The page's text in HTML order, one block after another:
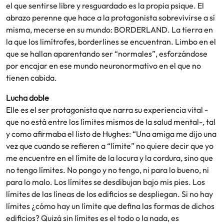
el que sentirse libre y resguardado es la propia psique. El
abrazo perenne que hace a la protagonista sobrevivirse a sí
misma, mecerse en su mundo: BORDERLAND. La tierra en
la que los limítrofes, borderlines se encuentran. Limbo en el
que se hallan aparentando ser “normales”, esforzándose
por encajar en ese mundo neuronormativo en el que no
tienen cabida.
Lucha doble
Elle es el ser protagonista que narra su experiencia vital -
que no está entre los límites mismos de la salud mental-, tal
y como afirmaba el listo de Hughes: “Una amiga me dijo una
vez que cuando se refieren a “límite” no quiere decir que yo
me encuentre en el límite de la locura y la cordura, sino que
no tengo límites. No pongo y no tengo, ni para lo bueno, ni
para lo malo. Los límites se desdibujan bajo mis pies. Los
límites de las líneas de los edificios se despliegan. Si no hay
límites ¿cómo hay un límite que defina las formas de dichos
edificios? Quizá sin límites es el todo o la nada, es